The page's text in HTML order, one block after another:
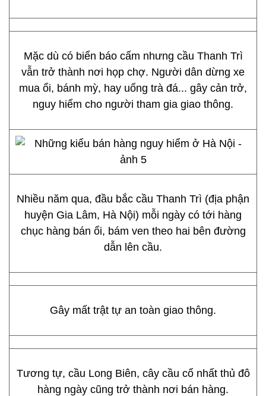
Mặc dù có biển báo cấm nhưng cầu Thanh Trì
vẫn trở thành nơi họp chợ. Người dân dừng xe
mua ổi, bánh mỳ, hay uống trà đá... gây cản trở,
nguy hiểm cho người tham gia giao thông.
Nhiều năm qua, đầu bắc cầu Thanh Trì (địa phận
huyện Gia Lâm, Hà Nội) mỗi ngày có tới hàng
chục hàng bán ổi, bám ven theo hai bên đường
dẫn lên cầu.
Gây mất trật tự an toàn giao thông.
Tương tự, cầu Long Biên, cây cầu cổ nhất thủ đô
hàng ngày cũng trở thành nơi bán hàng.